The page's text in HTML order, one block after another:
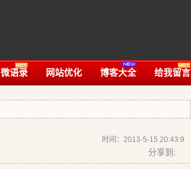
微语录 网站优化 博客大全 给我留言
时间：2013-5-15 20:43:9
分享到: